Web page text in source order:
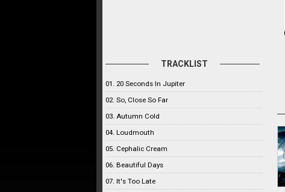
TRACKLIST
01. 20 Seconds In Jupiter
02. So, Close So Far
03. Autumn Cold
04. Loudmouth
05. Cephalic Cream
06. Beautiful Days
07. It's Too Late